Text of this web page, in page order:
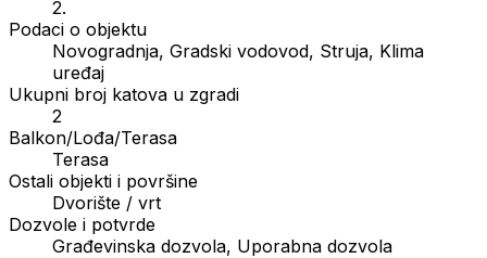
2.
Podaci o objektu
Novogradnja, Gradski vodovod, Struja, Klima
uređaj
Ukupni broj katova u zgradi
2
Balkon/Lođa/Terasa
Terasa
Ostali objekti i površine
Dvorište / vrt
Dozvole i potvrde
Građevinska dozvola, Uporabna dozvola